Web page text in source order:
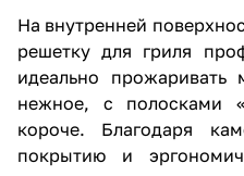
На внутренней
решетку для гриля
идеально
нежное, с полосками
короче. Благодаря
покрытию и